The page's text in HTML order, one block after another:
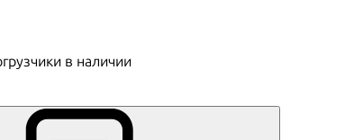
в наличии